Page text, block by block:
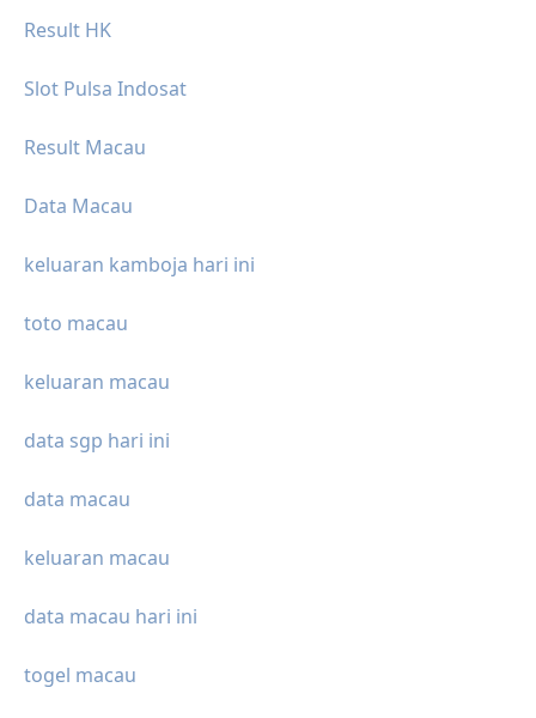
Result HK
Slot Pulsa Indosat
Result Macau
Data Macau
keluaran kamboja hari ini
toto macau
keluaran macau
data sgp hari ini
data macau
keluaran macau
data macau hari ini
togel macau